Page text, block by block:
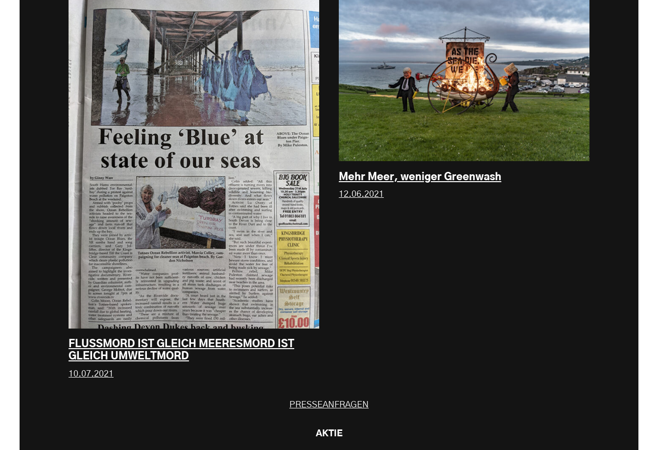
FLUSSMORD IST GLEICH MEERESMORD IST
GLEICH UMWELTMORD
10.07.2021
Mehr Meer, weniger Greenwash
12.06.2021
PRESSEANFRAGEN
AKTIE